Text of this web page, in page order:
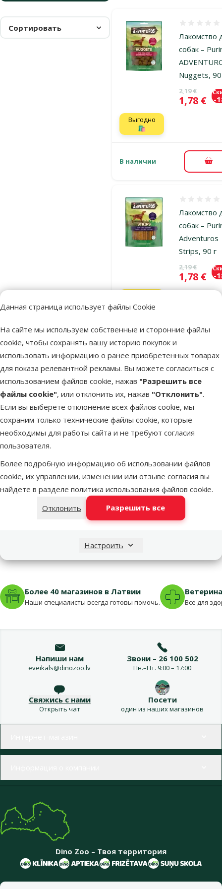
Данная страница использует файлы Cookie
На сайте мы используем собственные и сторонние файлы
cookie, чтобы сохранять вашу историю покупок и
использовать информацию о ранее приобретенных товарах
для показа релевантной рекламы. Вы можете согласиться с
использованием файлов cookie, нажав "Разрешить все
файлы cookie", или отклонить их, нажав "Отклонить".
Если вы выберете отклонение всех файлов cookie, мы
сохраним только технические файлы cookie, которые
необходимы для работы сайта и не требуют согласия
пользователя.
Более подробную информацию об использовании файлов
cookie, их управлении, изменении или отзыве согласия вы
найдете в разделе политика использования файлов cookie.
Отклонить
Разрешить все
Настроить
Сортировать
Лакомство
собак –
Nuggets,
Исходная
2,19 €
Цена
1,78 € -
Выгодно
🛍️
В наличии В
Лакомство
собак –
Adventuros
Strips, 90 г
Исходная
2,19 €
Цена
1,78 € -
🛍️
Adventuros
Оценка 0%
🛍️
Недоступно
Более 40 магазинов в Латвии
Наши специалисты всегда готовы помочь. Все для
Напиши нам
eveikals@dinozoo.lv
Звони – 26 100 502
Пн.–Пт. 9:00 – 17:00
Свяжись с нами
Открыть чат
Посети
один из наших магазинов
Dino Zoo – Твоя территория